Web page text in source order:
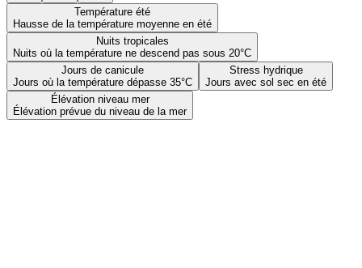
Température été
Hausse de la température moyenne en été
Nuits tropicales
Nuits où la température ne descend pas sous 20°C
Jours de canicule
Jours où la température dépasse 35°C
Stress hydrique
Jours avec sol sec en été
Élévation niveau mer
Élévation prévue du niveau de la mer